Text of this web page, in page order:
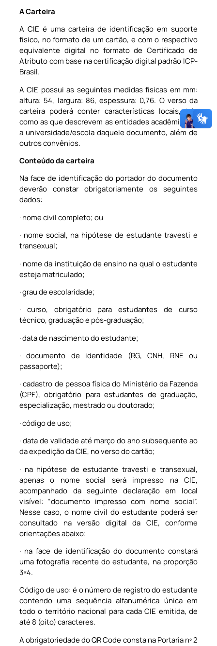
A Carteira
A CIE é uma carteira de identificação em suporte
físico, no formato de um cartão, e com o respectivo
equivalente digital no formato de Certificado de
Atributo com base na certificação digital padrão ICP-
Brasil.
A CIE possui as seguintes medidas físicas em mm:
altura: 54, largura: 86, espessura: 0,76. O verso da
carteira poderá conter características locais, tais
como as que descrevem as entidades acadêmicas e
a universidade/escola daquele documento, além de
outros convênios.
Conteúdo da carteira
Na face de identificação do portador do documento
deverão constar obrigatoriamente os seguintes
dados:
· nome civil completo; ou
· nome social, na hipótese de estudante travesti e
transexual;
· nome da instituição de ensino na qual o estudante
esteja matriculado;
· grau de escolaridade;
· curso, obrigatório para estudantes de curso
técnico, graduação e pós-graduação;
· data de nascimento do estudante;
· documento de identidade (RG, CNH, RNE ou
passaporte);
· cadastro de pessoa física do Ministério da Fazenda
(CPF), obrigatório para estudantes de graduação,
especialização, mestrado ou doutorado;
· código de uso;
· data de validade até março do ano subsequente ao
da expedição da CIE, no verso do cartão;
· na hipótese de estudante travesti e transexual,
apenas o nome social será impresso na CIE,
acompanhado da seguinte declaração em local
visível: “documento impresso com nome social”.
Nesse caso, o nome civil do estudante poderá ser
consultado na versão digital da CIE, conforme
orientações abaixo;
· na face de identificação do documento constará
uma fotografia recente do estudante, na proporção
3×4.
Código de uso: é o número de registro do estudante
contendo uma sequência alfanumérica única em
todo o território nacional para cada CIE emitida, de
até 8 (oito) caracteres.
A obrigatoriedade do QR Code consta na Portaria nº 2